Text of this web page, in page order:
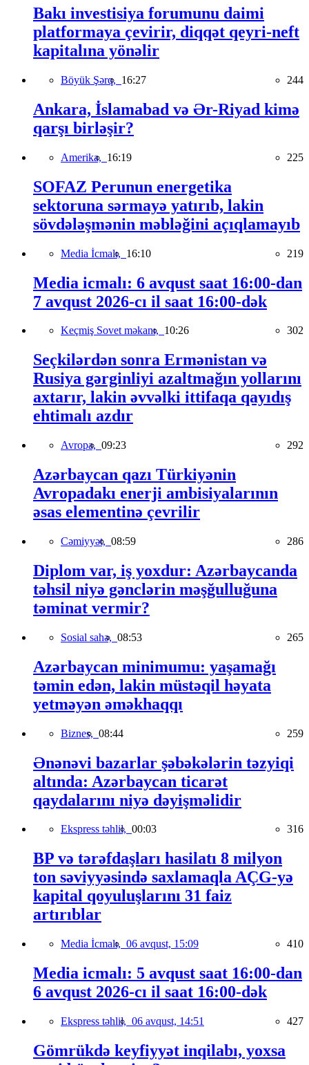
Bakı investisiya forumunu daimi
platformaya çevirir, diqqət qeyri-neft
kapitalına yönəlir
Böyük Şərq, 16:27 244
Ankara, İslamabad və Ər-Riyad kimə
qarşı birləşir?
Amerika, 16:19 225
SOFAZ Perunun energetika
sektoruna sərmayə yatırıb, lakin
sövdələşmənin məbləğini açıqlamayıb
Media İcmalı, 16:10 219
Media icmalı: 6 avqust saat 16:00-dan
7 avqust 2026-cı il saat 16:00-dək
Keçmiş Sovet məkanı, 10:26 302
Seçkilərdən sonra Ermənistan və
Rusiya gərginliyi azaltmağın yollarını
axtarır, lakin əvvəlki ittifaqa qayıdış
ehtimalı azdır
Avropa, 09:23 292
Azərbaycan qazı Türkiyənin
Avropadakı enerji ambisiyalarının
əsas elementinə çevrilir
Cəmiyyət, 08:59 286
Diplom var, iş yoxdur: Azərbaycanda
təhsil niyə gənclərin məşğulluğuna
təminat vermir?
Sosial sahə, 08:53 265
Azərbaycan minimumu: yaşamağı
təmin edən, lakin müstəqil həyata
yetməyən əməkhaqqı
Biznes, 08:44 259
Ənənəvi bazarlar şəbəkələrin təzyiqi
altında: Azərbaycan ticarət
qaydalarını niyə dəyişməlidir
Ekspress təhlil, 00:03 316
BP və tərəfdaşları hasilatı 8 milyon
ton səviyyəsində saxlamaqla AÇG-yə
kapital qoyuluşlarını 31 faiz
artırıblar
Media İcmalı, 06 avqust, 15:09 410
Media icmalı: 5 avqust saat 16:00-dan
6 avqust 2026-cı il saat 16:00-dək
Ekspress təhlil, 06 avqust, 14:51 427
Gömrükdə keyfiyyət inqilabı, yoxsa